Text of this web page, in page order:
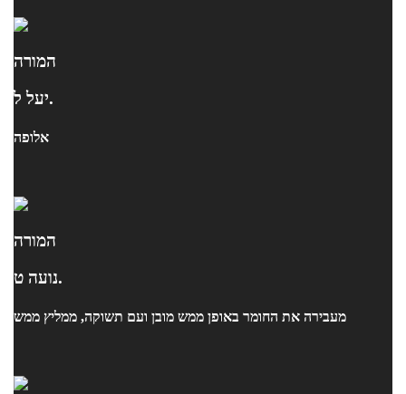
המורה
יעל ל.
אלופה
המורה
נועה ט.
מעבירה את החומר באופן ממש מובן ועם תשוקה, ממליץ ממש